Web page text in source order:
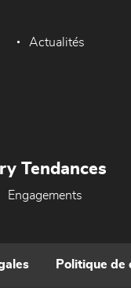
Actualités
Tendances
Engagements
Politique